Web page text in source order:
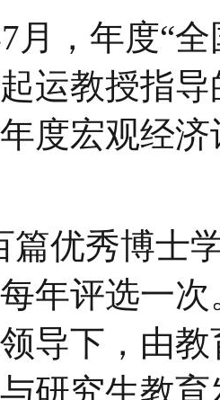
，年度“全
运教授指
度宏观经
优秀博士学
年评选一
导下，由
研究生教